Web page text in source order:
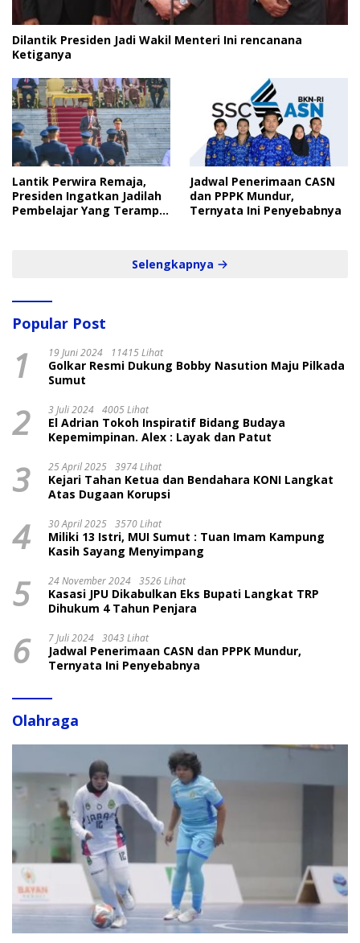
Dilantik Presiden Jadi Wakil Menteri Ini rencanana
Ketiganya
Lantik Perwira Remaja,
Presiden Ingatkan Jadilah
Pembelajar Yang Terampil
Jadwal Penerimaan CASN
dan PPPK Mundur,
Ternyata Ini Penyebabnya
Selengkapnya
Popular Post
1 19 Juni 2024 11415 Lihat
Golkar Resmi Dukung Bobby Nasution Maju Pilkada
Sumut
2 3 Juli 2024 4005 Lihat
El Adrian Tokoh Inspiratif Bidang Budaya
Kepemimpinan. Alex : Layak dan Patut
3 25 April 2025 3974 Lihat
Kejari Tahan Ketua dan Bendahara KONI Langkat
Atas Dugaan Korupsi
4 30 April 2025 3570 Lihat
Miliki 13 Istri, MUI Sumut : Tuan Imam Kampung
Kasih Sayang Menyimpang
5 24 November 2024 3526 Lihat
Kasasi JPU Dikabulkan Eks Bupati Langkat TRP
Dihukum 4 Tahun Penjara
6 7 Juli 2024 3043 Lihat
Jadwal Penerimaan CASN dan PPPK Mundur,
Ternyata Ini Penyebabnya
Olahraga